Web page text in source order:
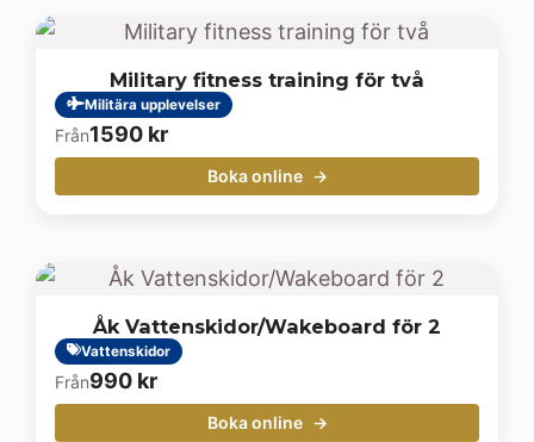
Military fitness training för två
Militära upplevelser
Från1590 kr
Boka online
Åk Vattenskidor/Wakeboard för 2
Vattenskidor
Från990 kr
Boka online